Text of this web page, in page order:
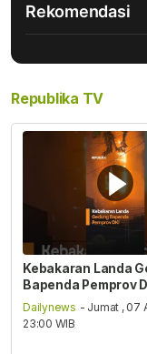
Rekomendasi
Republika TV
Kebakaran Landa
Bapenda Pemprov
Dailynews - Jumat , 07
23:00 WIB